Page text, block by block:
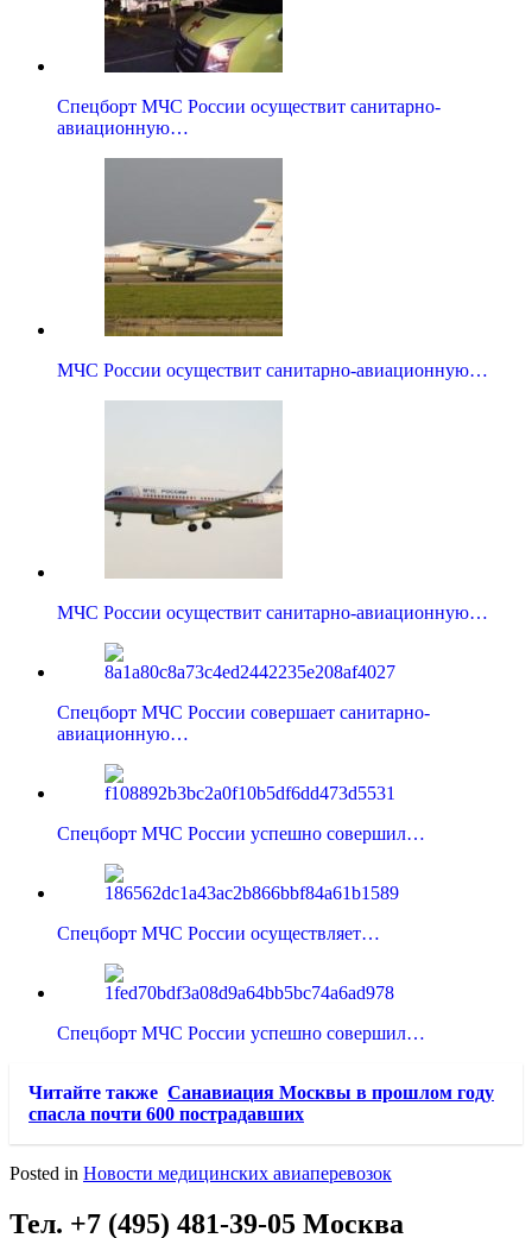
Спецборт МЧС России осуществит санитарно-
авиационную…
МЧС России осуществит санитарно-авиационную…
МЧС России осуществит санитарно-авиационную…
Спецборт МЧС России совершает санитарно-
авиационную…
Спецборт МЧС России успешно совершил…
Спецборт МЧС России осуществляет…
Спецборт МЧС России успешно совершил…
Читайте также Санавиация Москвы в прошлом году
спасла почти 600 пострадавших
Posted in Новости медицинских авиаперевозок
Тел. +7 (495) 481-39-05 Москва